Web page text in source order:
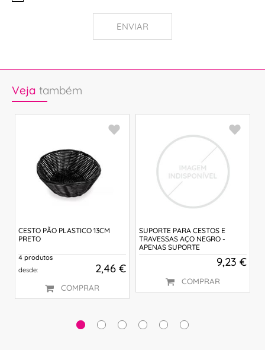
ENVIAR
Veja também
CESTO PÃO PLASTICO 13CM
PRETO
4 produtos
desde:
2,46 €
COMPRAR
SUPORTE PARA CESTOS E
TRAVESSAS AÇO NEGRO -
APENAS SUPORTE
9,23 €
COMPRAR